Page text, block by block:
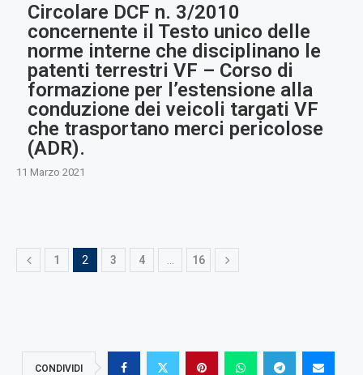
Circolare DCF n. 3/2010
concernente il Testo unico delle
norme interne che disciplinano le
patenti terrestri VF – Corso di
formazione per l’estensione alla
conduzione dei veicoli targati VF
che trasportano merci pericolose
(ADR).
11 Marzo 2021
1 2 3 4 16
CONDIVIDI